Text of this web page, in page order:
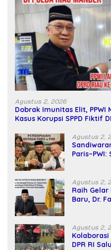
Agustus 2, 2026
Dobrak Imunitas Elit, PPWI
Kasus Korupsi SPPD Fiktif
Agustus 2,
Agustus 2,
Raih
Baru, Dr.
Agustus 2,
DPR RI